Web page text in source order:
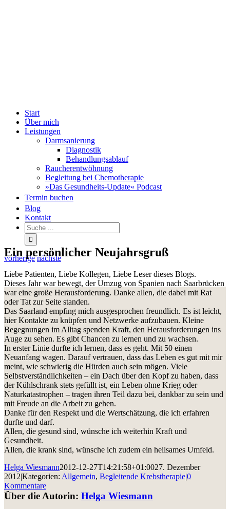
Start
Über mich
Leistungen
Darmsanierung
Diagnostik
Behandlungsablauf
Raucherentwöhnung
Begleitung bei Chemotherapie
»Das Gesundheits-Update« Podcast
Termin buchen
Blog
Kontakt
vorherige nächste
Ein persönlicher Neujahrsgruß
Liebe Patienten, Liebe Kollegen, Liebe Leser dieses Blogs.
Dieses Jahr war bewegt, der Umzug von Spanien nach Saarbrücken
war eine große Herausforderung. Danke allen, die dabei mit Rat
oder Tat zur Seite standen.
Das Saarland empfing mich ausgesprochen freundlich. Es ist leicht,
hier Kontakte zu knüpfen und Netzwerke aufzubauen. Kleine
Begegnungen im Alltag spenden Kraft, den Herausforderungen ins
Auge zu sehen. Es gibt Chancen zu lernen und zu wachsen.
In erster Linie durfte ich lernen, dass es geht. Mit 50 einen
Neuanfang wagen. Darauf vertrauen, dass das Leben es gut mit mir
meint, wie schwierig die Hürden auch sein mögen. Viele
Selbstverständlichkeiten – ein Dach über den Kopf zu haben, dass
der Kühlschrank stets gefüllt ist, ein Leben ohne Krieg oder
Naturkatastrophen – tragen ihren Teil dazu bei, dankbar zu sein und
mit Freude an die Arbeit zu gehen.
Danke für den Respekt und die Wertschätzung, die ich erfahren
durfte und darf.
Allen, die gesund sind, wünsche ich weiterhin Kraft und
Gesundheit.
Allen, die krank sind, wünsche ich zudem ein heilsames Umfeld.
Helga Wiesmann2012-12-27T14:21:58+01:0027. Dezember
2012|Kategorien: Allgemein, Begleitende Krebstherapie|0
Kommentare
Über die Autorin: Helga Wiesmann